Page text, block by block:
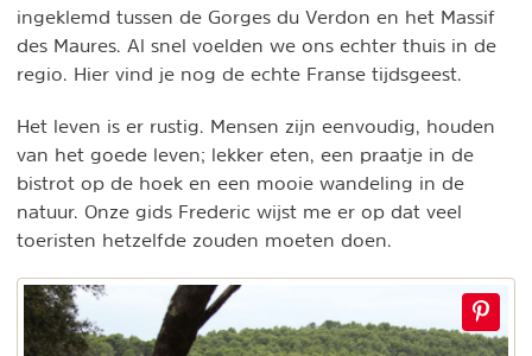
ingeklemd tussen de Gorges du Verdon en het Massif
des Maures. Al snel voelden we ons echter thuis in de
regio. Hier vind je nog de echte Franse tijdsgeest.
Het leven is er rustig. Mensen zijn eenvoudig, houden
van het goede leven; lekker eten, een praatje in de
bistrot op de hoek en een mooie wandeling in de
natuur. Onze gids Frederic wijst me er op dat veel
toeristen hetzelfde zouden moeten doen.